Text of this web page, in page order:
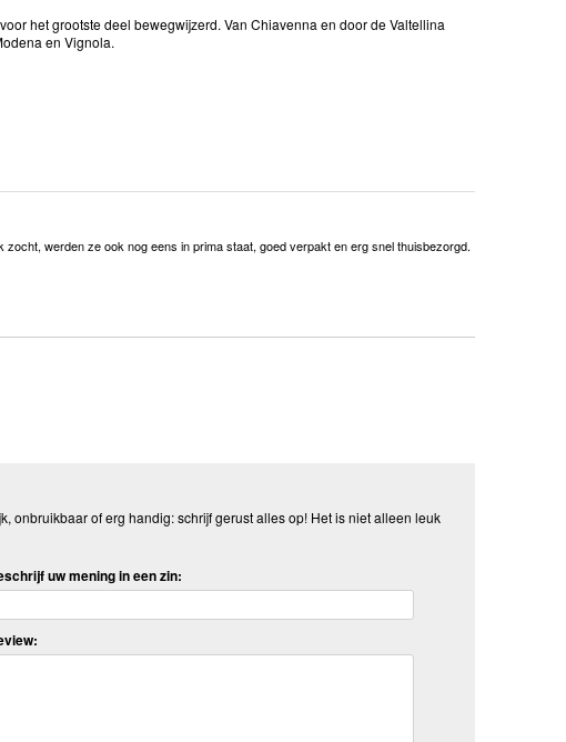
het grootste deel bewegwijzerd. Van Chiavenna en door de Valtellina
en Vignola.
werden ze ook nog eens in prima staat, goed verpakt en erg snel thuisbezorgd.
onbruikbaar of erg handig: schrijf gerust alles op! Het is niet alleen leuk
uw mening in een zin: